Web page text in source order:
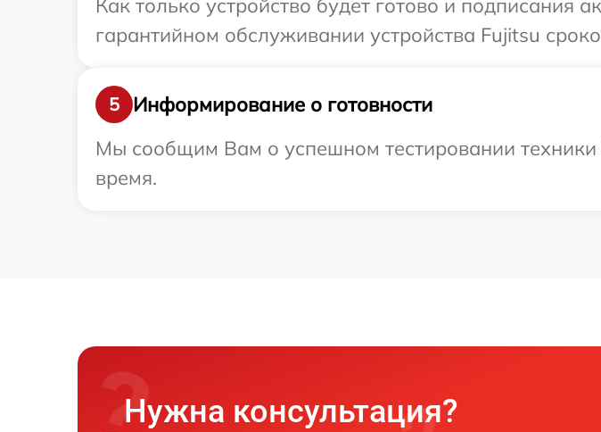
Как только устройство будет готово и подписания
гарантийном обслуживании устройства Fujitsu
5
Информирование о готовности
Мы сообщим Вам о успешном тестировании техники
время.
Нужна консультация?